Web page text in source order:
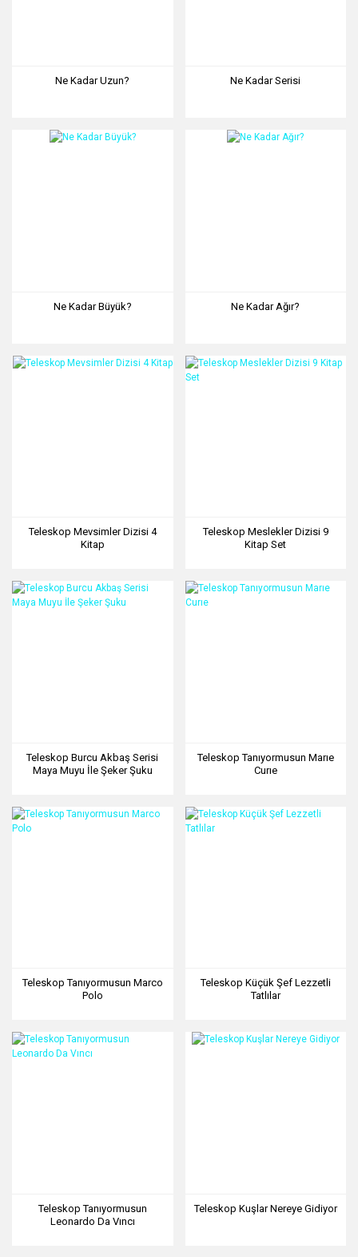
Ne Kadar Uzun? Ne Kadar Serisi
Ne Kadar Büyük? Ne Kadar Ağır?
Teleskop Mevsimler Dizisi 4
Kitap
Teleskop Meslekler Dizisi 9
Kitap Set
Teleskop Burcu Akbaş Serisi
Maya Muyu İle Şeker Şuku
Teleskop Tanıyormusun Marıe
Curıe
Teleskop Tanıyormusun Marco
Polo
Teleskop Küçük Şef Lezzetli
Tatlılar
Teleskop Tanıyormusun
Leonardo Da Vıncı
Teleskop Kuşlar Nereye Gidiyor